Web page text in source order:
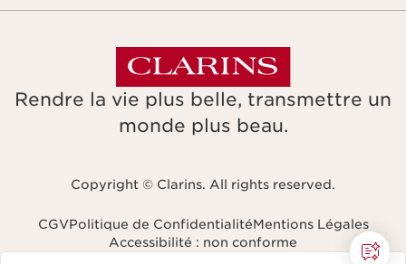
Rendre la vie plus belle, transmettre un
monde plus beau.
Copyright © Clarins. All rights reserved.
CGVPolitique de ConfidentialitéMentions Légales
Accessibilité : non conforme
Naviguer vers